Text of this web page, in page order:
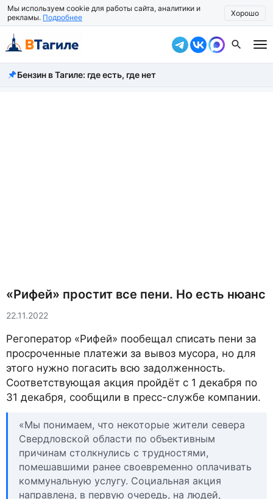
Мы используем cookie для работы сайта, аналитики и
рекламы. Подробнее Хорошо
Все новости
Бензин в Тагиле: где есть, где нет
«Рифей» простит все пени. Но есть нюанс
22.11.2022
Регоператор «Рифей» пообещал списать пени за
просроченные платежи за вывоз мусора, но для
этого нужно погасить всю задолженность.
Соответствующая акция пройдёт с 1 декабря по
31 декабря, сообщили в пресс-службе компании.
«Мы понимаем, что некоторые жители севера
Свердловской области по объективным
причинам столкнулись с трудностями,
помешавшими ранее своевременно оплачивать
коммунальную услугу. Социальная акция
направлена, в первую очередь, на людей,